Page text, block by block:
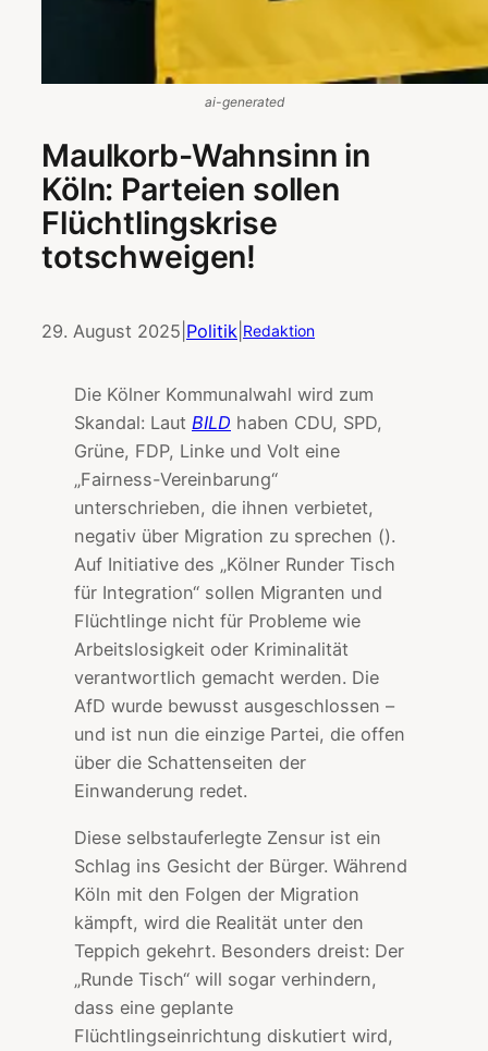
ai-generated
Maulkorb-Wahnsinn in
Köln: Parteien sollen
Flüchtlingskrise
totschweigen!
29. August 2025 Politik Redaktion
Die Kölner Kommunalwahl wird zum
Skandal: Laut BILD haben CDU, SPD,
Grüne, FDP, Linke und Volt eine
„Fairness-Vereinbarung“
unterschrieben, die ihnen verbietet,
negativ über Migration zu sprechen ().
Auf Initiative des „Kölner Runder Tisch
für Integration“ sollen Migranten und
Flüchtlinge nicht für Probleme wie
Arbeitslosigkeit oder Kriminalität
verantwortlich gemacht werden. Die
AfD wurde bewusst ausgeschlossen –
und ist nun die einzige Partei, die offen
über die Schattenseiten der
Einwanderung redet.
Diese selbstauferlegte Zensur ist ein
Schlag ins Gesicht der Bürger. Während
Köln mit den Folgen der Migration
kämpft, wird die Realität unter den
Teppich gekehrt. Besonders dreist: Der
„Runde Tisch“ will sogar verhindern,
dass eine geplante
Flüchtlingseinrichtung diskutiert wird,